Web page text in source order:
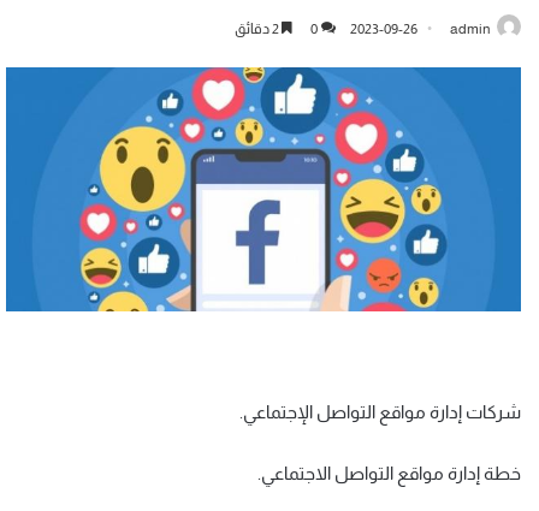
admin
2023-09-26
0
شركات إدارة مواقع التواصل الإجتماعي.
خطة إدارة مواقع التواصل الاجتماعي.